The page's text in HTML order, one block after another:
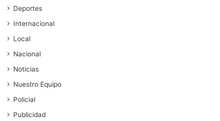
Deportes
Internacional
Local
Nacional
Noticias
Nuestro Equipo
Policial
Publicidad